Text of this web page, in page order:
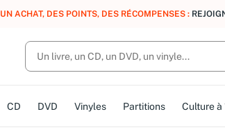
UN ACHAT, DES POINTS, DES RÉCOMPENSES :
CD DVD Vinyles Partitions Culture à